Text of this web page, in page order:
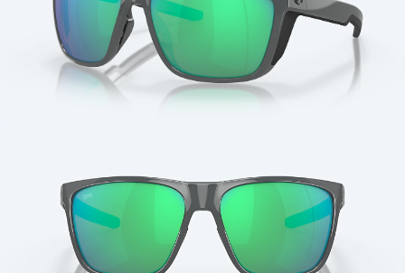
Cantidad: